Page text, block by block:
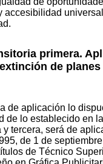
accesibilidad
primera.
de
de aplicación lo
de lo establecido en
tercera, será de
de 1 de
de Técnico